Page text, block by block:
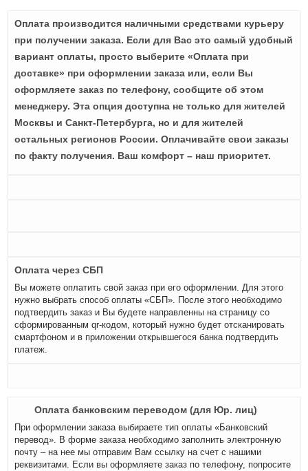
Оплата производится наличными средствами курьеру
при получении заказа. Если для Вас это самый удобный
вариант оплаты, просто выберите «Оплата при
доставке» при оформлении заказа или, если Вы
оформляете заказ по телефону, сообщите об этом
менеджеру. Эта опция доступна не только для жителей
Москвы и Санкт-Петербурга, но и для жителей
остальных регионов России. Оплачивайте свои заказы
по факту получения. Ваш комфорт – наш приоритет.
Оплата через СБП
Вы можете оплатить свой заказ при его оформлении. Для этого
нужно выбрать способ оплаты «СБП». После этого необходимо
подтвердить заказ и Вы будете направленны на страницу со
сформированным qr-кодом, который нужно будет отсканировать
смартфоном и в приложении открывшегося банка подтвердить
платеж.
Оплата банковским переводом (для Юр. лиц)
При оформлении заказа выбираете тип оплаты «Банковский
перевод». В форме заказа необходимо заполнить электронную
почту – на нее мы отправим Вам ссылку на счет с нашими
реквизитами. Если вы оформляете заказ по телефону, попросите